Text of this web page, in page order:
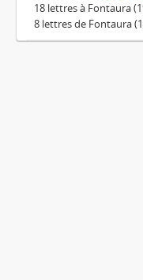
18 lettres à Fontaura
8 lettres de Fontaura